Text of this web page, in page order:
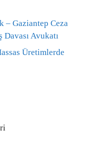
– Gaziantep Ceza
Avukatı
Üretimlerde